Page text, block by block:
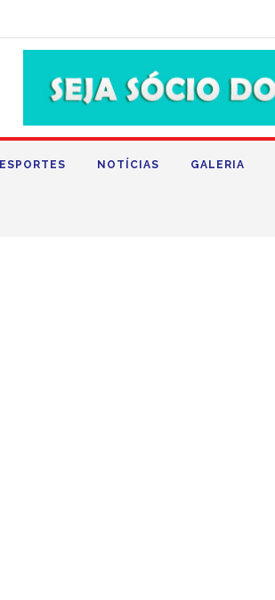
ESPORTES NOTÍCIAS GALERIA